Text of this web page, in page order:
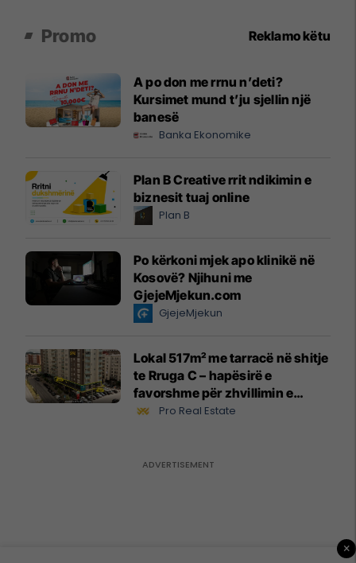
Promo Reklamo këtu
A po don me rrnu n’deti?
Kursimet mund t’ju sjellin një
banesë
Banka Ekonomike
Plan B Creative rrit ndikimin e
biznesit tuaj online
Plan B
Po kërkoni mjek apo klinikë në
Kosovë? Njihuni me
GjejeMjekun.com
GjejeMjekun
Lokal 517m² me tarracë në shitje
te Rruga C – hapësirë e
favorshme për zhvillimin e
biznesit #15796
Pro Real Estate
×